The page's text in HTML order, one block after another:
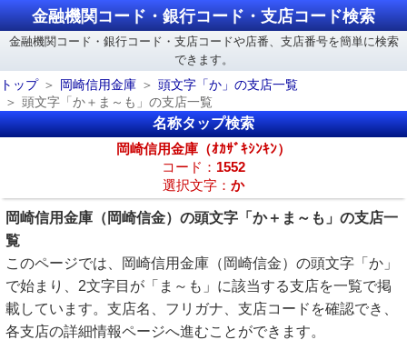
金融機関コード・銀行コード・支店コード検索
金融機関コード・銀行コード・支店コードや店番、支店番号を簡単に検索
できます。
トップ
岡崎信用金庫
頭文字「か」の支店一覧
頭文字「か＋ま～も」の支店一覧
名称タップ検索
岡崎信用金庫（ｵｶｻﾞｷｼﾝｷﾝ）
コード： 1552
選択文字： か
岡崎信用金庫（岡崎信金）の頭文字「か＋ま～も」の支店一
覧
このページでは、岡崎信用金庫（岡崎信金）の頭文字「か」
で始まり、2文字目が「ま～も」に該当する支店を一覧で掲
載しています。支店名、フリガナ、支店コードを確認でき、
各支店の詳細情報ページへ進むことができます。